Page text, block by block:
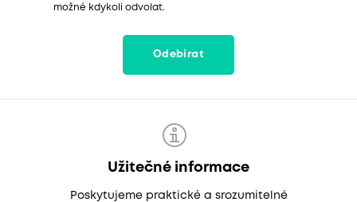
možné kdykoli odvolat.
Odebírat
Užitečné informace
Poskytujeme praktické a srozumitelné